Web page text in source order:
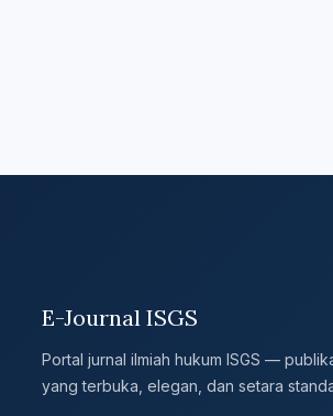
E-Journal ISGS
Portal jurnal ilmiah hukum ISGS —
yang terbuka, elegan, dan setara